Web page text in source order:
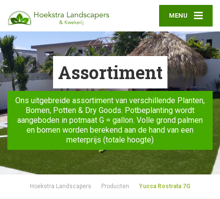
MENU
Assortiment
Ons uitgebreide assortiment van verschillende Planten,
Bomen, Potten & Dry Goods. Potbeplanting wordt
aangeboden in potmaat G = gallon. Volle grond palmen
en bomen worden berekend aan de hand van een
meterprijs (totale hoogte)
Hoekstra Landscapers Producten Yucca Rostrata 7G